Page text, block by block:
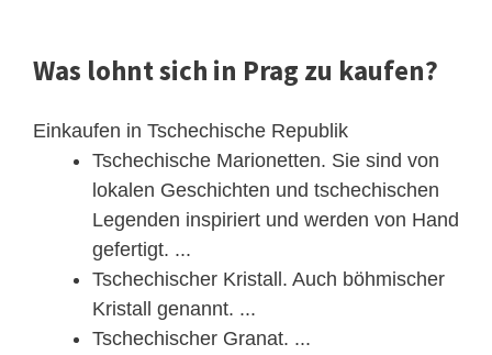
Was lohnt sich in Prag zu kaufen?
Einkaufen in Tschechische Republik
Tschechische Marionetten. Sie sind von
lokalen Geschichten und tschechischen
Legenden inspiriert und werden von Hand
gefertigt. ...
Tschechischer Kristall. Auch böhmischer
Kristall genannt. ...
Tschechischer Granat. ...